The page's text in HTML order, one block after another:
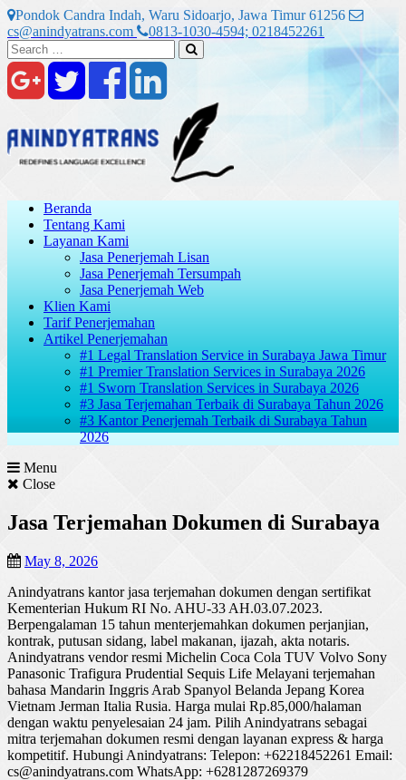
Skip
to
content
Pondok Candra Indah, Waru Sidoarjo, Jawa Timur 61256
cs@anindyatrans.com
0813-1030-4594; 0218452261
Search
for:
Beranda
Tentang Kami
Layanan Kami
Jasa Penerjemah Lisan
Jasa Penerjemah Tersumpah
Jasa Penerjemah Web
Klien Kami
Tarif Penerjemahan
Artikel Penerjemahan
#1 Legal Translation Service in Surabaya Jawa Timur
#1 Premier Translation Services in Surabaya 2026
#1 Sworn Translation Services in Surabaya 2026
#3 Jasa Terjemahan Terbaik di Surabaya Tahun 2026
#3 Kantor Penerjemah Terbaik di Surabaya Tahun
2026
Menu
Close
Jasa Terjemahan Dokumen di Surabaya
May 8, 2026
Anindyatrans kantor jasa terjemahan dokumen dengan sertifikat
Kementerian Hukum RI No. AHU-33 AH.03.07.2023.
Berpengalaman 15 tahun menterjemahkan dokumen perjanjian,
kontrak, putusan sidang, label makanan, ijazah, akta notaris.
Anindyatrans vendor resmi Michelin Coca Cola TUV Volvo Sony
Panasonic Trafigura Prudential Sequis Life Melayani terjemahan
bahasa Mandarin Inggris Arab Spanyol Belanda Jepang Korea
Vietnam Jerman Italia Rusia. Harga mulai Rp.85,000/halaman
dengan waktu penyelesaian 24 jam. Pilih Anindyatrans sebagai
mitra terjemahan dokumen resmi dengan layanan express & harga
kompetitif. Hubungi Anindyatrans: Telepon: +62218452261 Email:
cs@anindyatrans.com WhatsApp: +6281287269379